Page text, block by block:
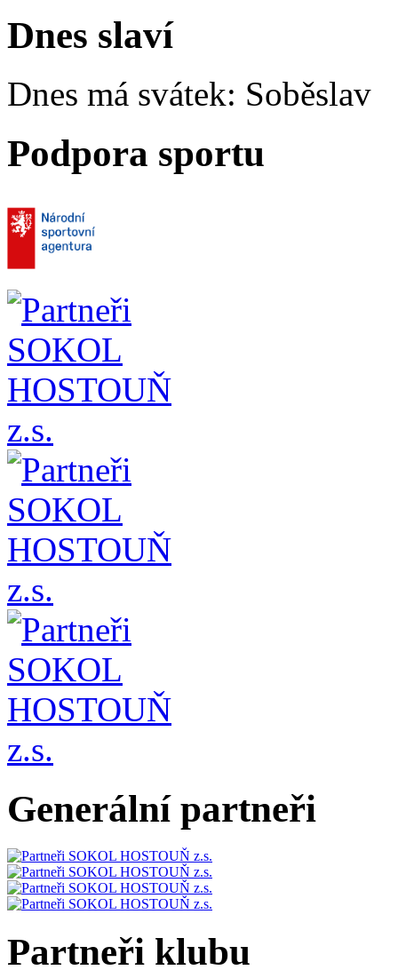
Dnes slaví
Dnes má svátek: Soběslav
Podpora sportu
Generální partneři
Partneři klubu